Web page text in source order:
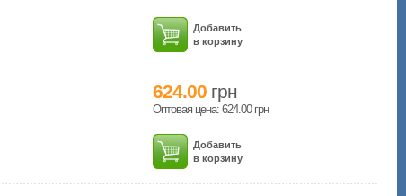
Добавить
в корзину
624.00 грн
Оптовая цена: 624.00 грн
Добавить
в корзину